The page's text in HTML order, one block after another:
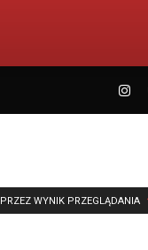
PRZEZ WYNIK PRZEGLĄDANIA